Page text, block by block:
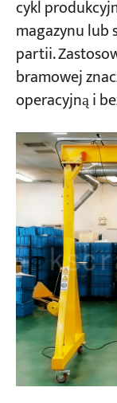
cykl
magazynu
partii.
bramowej
operacyjną i